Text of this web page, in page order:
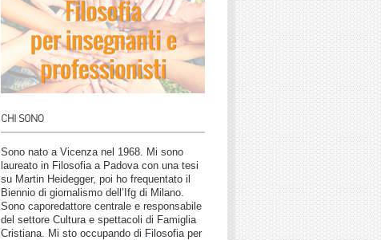
Sono nato a Vicenza nel 1968. Mi sono
laureato in Filosofia a Padova con una tesi
su Martin Heidegger, poi ho frequentato il
Biennio di giornalismo dell’Ifg di Milano.
Sono caporedattore centrale e responsabile
del settore Cultura e spettacoli di Famiglia
Cristiana. Mi sto occupando di Filosofia per